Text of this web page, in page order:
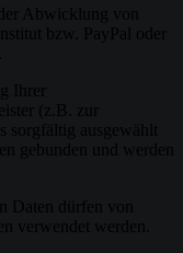
Abwicklung von
bzw. PayPal oder
Ihrer
(z.B. zur
ausgewählt
gebunden und werden
Daten dürfen von
verwendet werden.